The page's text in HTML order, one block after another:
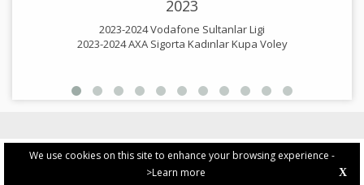
We use cookies on this site to enhance your browsing experience -
>Learn more
X
2023
2023-2024 Vodafone Sultanlar Ligi
2023-2024 AXA Sigorta Kadınlar Kupa Voley